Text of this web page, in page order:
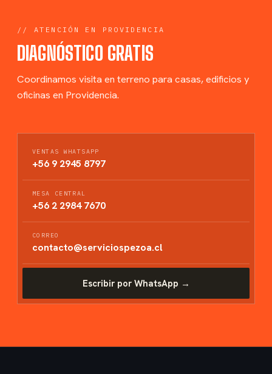
// ATENCIÓN EN PROVIDENCIA
DIAGNÓSTICO GRATIS
Coordinamos visita en terreno para casas, edificios y
oficinas en Providencia.
VENTAS WHATSAPP
+56 9 2945 8797
MESA CENTRAL
+56 2 2984 7670
CORREO
contacto@serviciospezoa.cl
Escribir por WhatsApp →